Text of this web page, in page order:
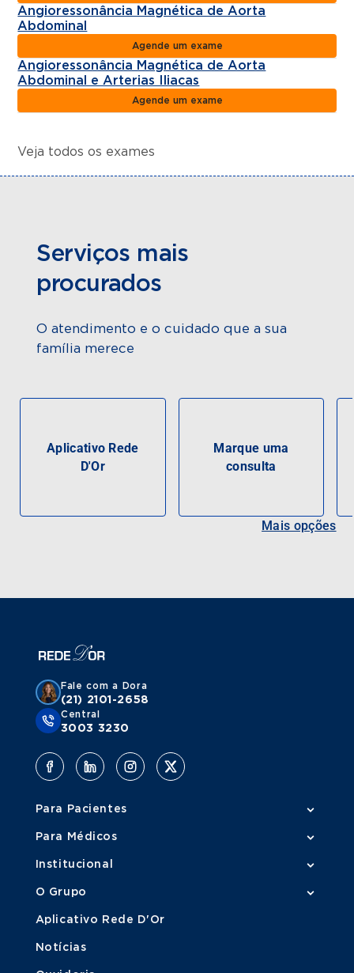
Angioressonância Magnética de Aorta
Abdominal
Agende um exame
Angioressonância Magnética de Aorta
Abdominal e Arterias Iliacas
Agende um exame
Veja todos os exames
Serviços mais
procurados
O atendimento e o cuidado que a sua
família merece
Aplicativo Rede
D'Or
Marque uma
consulta
Mais opções
Fale com a Dora
(21) 2101-2658
Central
3003 3230
Para Pacientes
Para Médicos
Institucional
O Grupo
Aplicativo Rede D'Or
Notícias